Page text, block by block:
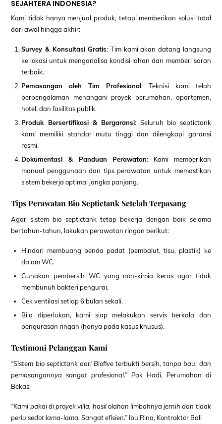
SEJAHTERA INDONESIA?
Kami tidak hanya menjual produk, tetapi memberikan solusi total
dari awal hingga akhir:
Survey & Konsultasi Gratis: Tim kami akan datang langsung
ke lokasi untuk menganalisa kondisi lahan dan memberi saran
terbaik.
Pemasangan oleh Tim Profesional: Teknisi kami telah
berpengalaman menangani proyek perumahan, apartemen,
hotel, dan fasilitas publik.
Produk Bersertifikasi & Bergaransi: Seluruh bio septictank
kami memiliki standar mutu tinggi dan dilengkapi garansi
resmi.
Dokumentasi & Panduan Perawatan: Kami memberikan
manual penggunaan dan tips perawatan untuk memastikan
sistem bekerja optimal jangka panjang.
Tips Perawatan Bio Septictank Setelah Terpasang
Agar sistem bio septictank tetap bekerja dengan baik selama
bertahun-tahun, lakukan perawatan ringan berikut:
Hindari membuang benda padat (pembalut, tisu, plastik) ke
dalam WC.
Gunakan pembersih WC yang non-kimia keras agar tidak
membunuh bakteri pengurai.
Cek ventilasi setiap 6 bulan sekali.
Bila diperlukan, kami siap melakukan servis berkala dan
pengurasan ringan (hanya pada kasus khusus).
Testimoni Pelanggan Kami
“Sistem bio septictank dari Biofive terbukti bersih, tanpa bau, dan
pemasangannya sangat profesional.” Pak Hadi, Perumahan di
Bekasi
“Kami pakai di proyek villa, hasil olahan limbahnya jernih dan tidak
perlu sedot lama-lama. Sangat efisien.” Ibu Rina, Kontraktor Bali